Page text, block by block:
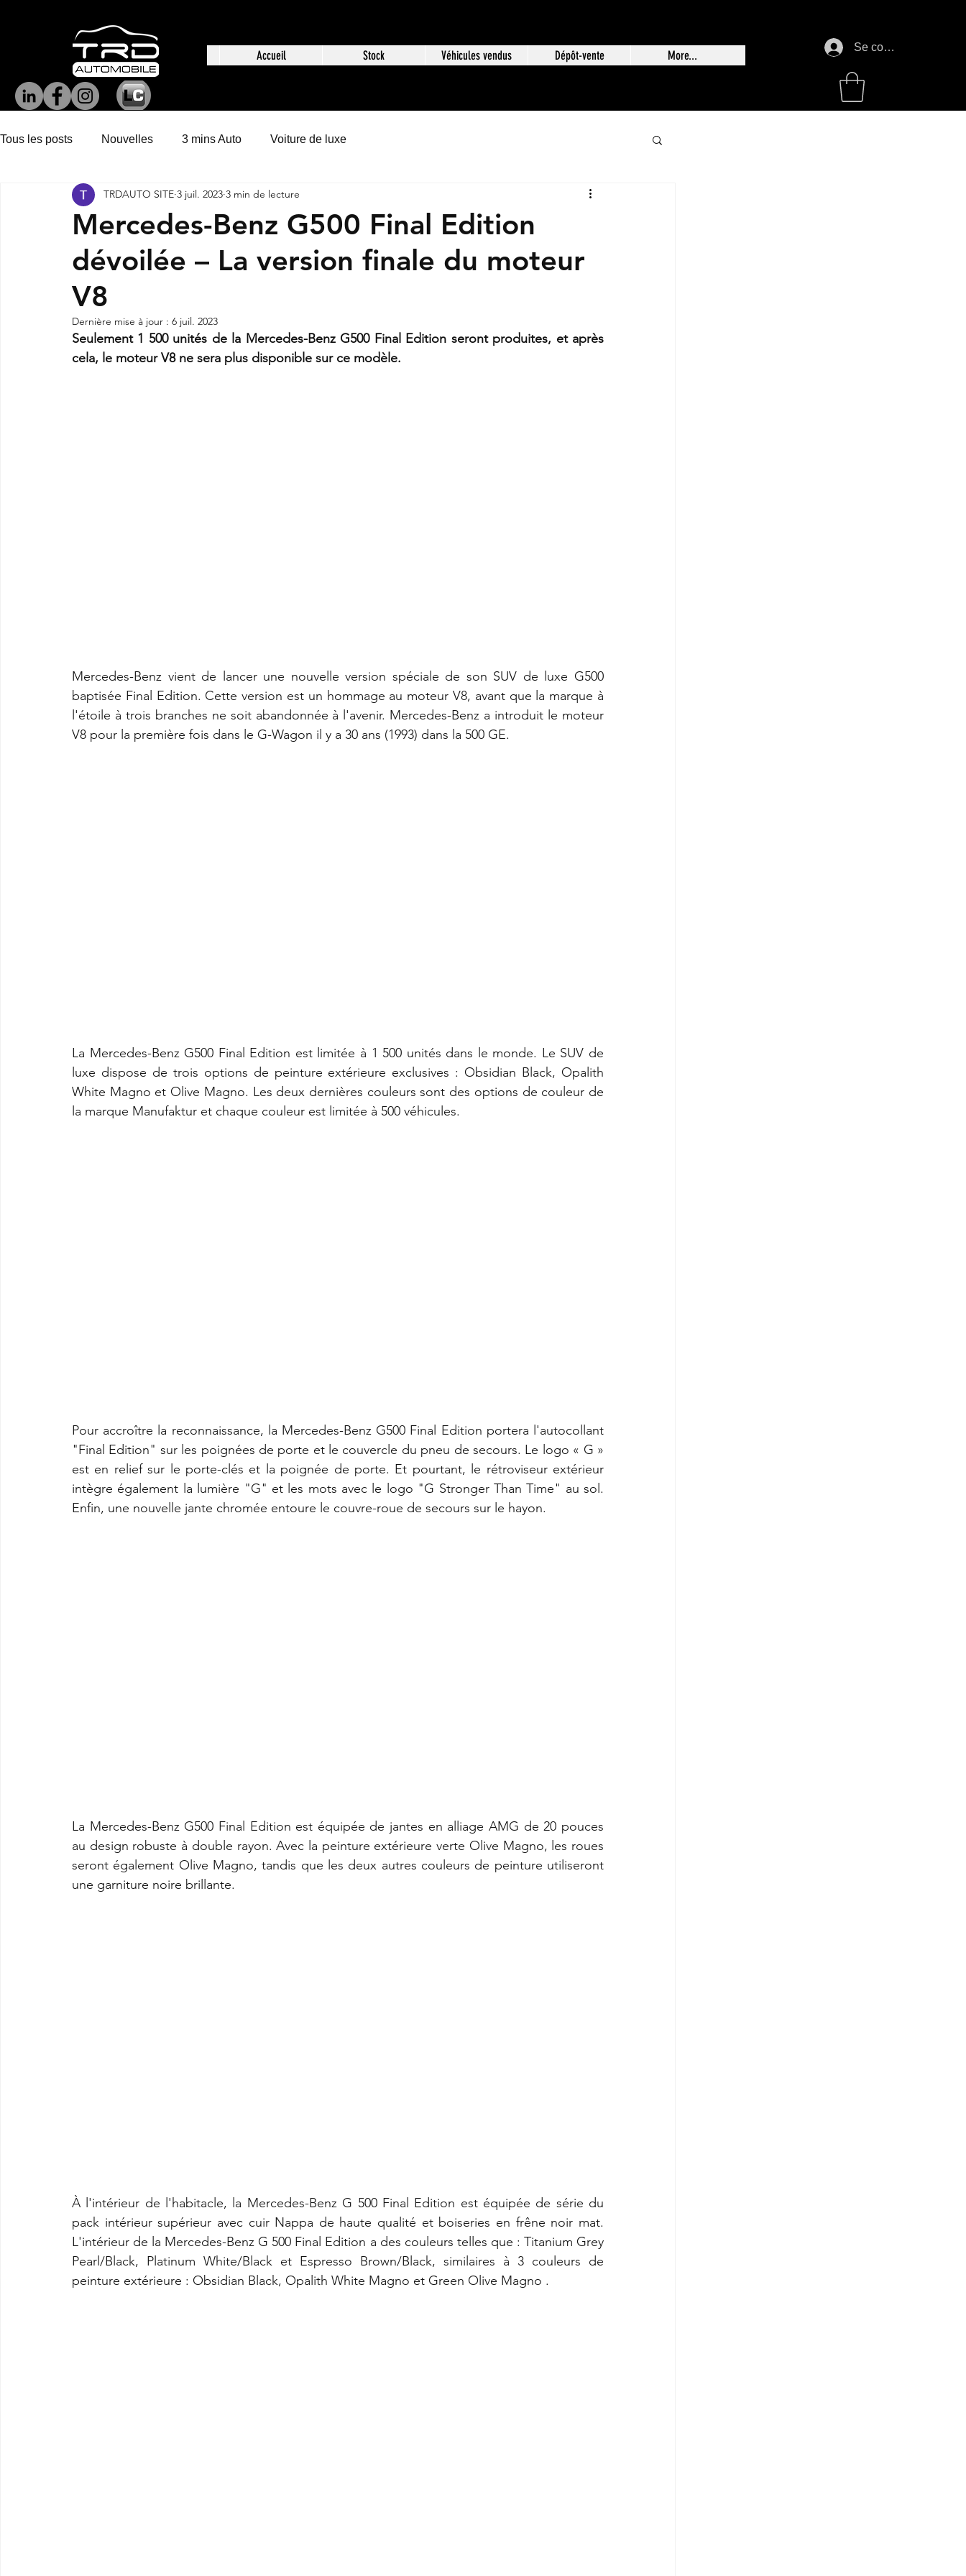
Accueil Stock Véhicules vendus Dépôt-vente More...
Se connecter
Tous les posts Nouvelles 3 mins Auto Voiture de luxe
Mercedes-Benz G500 Final Edition
dévoilée – La version finale du moteur
V8
TRDAUTO SITE 3 juil. 2023 3 min de lecture
Dernière mise à jour : 6 juil. 2023
Seulement 1 500 unités de la Mercedes-Benz G500 Final Edition seront produites, et après
cela, le moteur V8 ne sera plus disponible sur ce modèle.
Mercedes-Benz vient de lancer une nouvelle version spéciale de son SUV de luxe G500
baptisée Final Edition. Cette version est un hommage au moteur V8, avant que la marque à
l'étoile à trois branches ne soit abandonnée à l'avenir. Mercedes-Benz a introduit le moteur
V8 pour la première fois dans le G-Wagon il y a 30 ans (1993) dans la 500 GE.
La Mercedes-Benz G500 Final Edition est limitée à 1 500 unités dans le monde. Le SUV de
luxe dispose de trois options de peinture extérieure exclusives : Obsidian Black, Opalith
White Magno et Olive Magno. Les deux dernières couleurs sont des options de couleur de
la marque Manufaktur et chaque couleur est limitée à 500 véhicules.
Pour accroître la reconnaissance, la Mercedes-Benz G500 Final Edition portera l'autocollant
"Final Edition" sur les poignées de porte et le couvercle du pneu de secours. Le logo « G »
est en relief sur le porte-clés et la poignée de porte. Et pourtant, le rétroviseur extérieur
intègre également la lumière "G" et les mots avec le logo "G Stronger Than Time" au sol.
Enfin, une nouvelle jante chromée entoure le couvre-roue de secours sur le hayon.
La Mercedes-Benz G500 Final Edition est équipée de jantes en alliage AMG de 20 pouces
au design robuste à double rayon. Avec la peinture extérieure verte Olive Magno, les roues
seront également Olive Magno, tandis que les deux autres couleurs de peinture utiliseront
une garniture noire brillante.
À l'intérieur de l'habitacle, la Mercedes-Benz G 500 Final Edition est équipée de série du
pack intérieur supérieur avec cuir Nappa de haute qualité et boiseries en frêne noir mat.
L'intérieur de la Mercedes-Benz G 500 Final Edition a des couleurs telles que : Titanium Grey
Pearl/Black, Platinum White/Black et Espresso Brown/Black, similaires à 3 couleurs de
peinture extérieure : Obsidian Black, Opalith White Magno et Green Olive Magno .